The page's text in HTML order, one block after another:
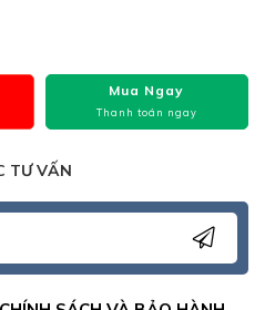
Mua Ngay
Thanh toán ngay
TƯ VẤN